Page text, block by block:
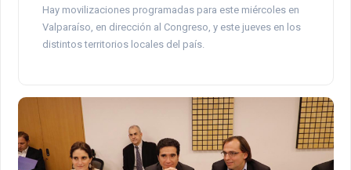
Hay movilizaciones programadas para este miércoles en
Valparaíso, en dirección al Congreso, y este jueves en los
distintos territorios locales del país.